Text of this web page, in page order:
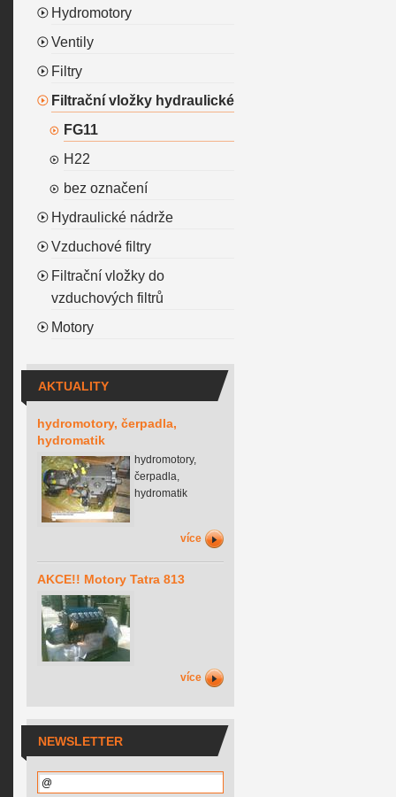
Hydromotory
Ventily
Filtry
Filtrační vložky hydraulické
FG11
H22
bez označení
Hydraulické nádrže
Vzduchové filtry
Filtrační vložky do
vzduchových filtrů
Motory
AKTUALITY
hydromotory, čerpadla,
hydromatik
hydromotory,
čerpadla,
hydromatik
více
AKCE!! Motory Tatra 813
více
NEWSLETTER